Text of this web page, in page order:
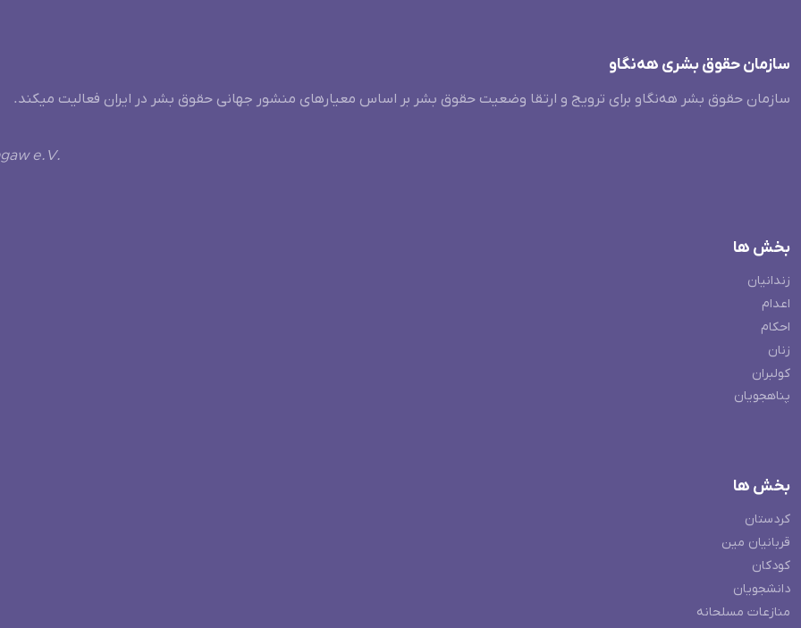
سازمان حقوق بشری هەنگاو
سازمان حقوق بشر هه‌نگاو برای ترویج و ارتقا وضعیت حقوق بشر بر اساس معیارهای منشور جهانی حقوق بشر در ایران فعالیت میکند.
e.V.
بخش ها
زندانیان
اعدام
احکام
زنان
کولبران
پناهجویان
بخش ها
کردستان
قربانیان مین
کودکان
دانشجویان
منازعات مسلحانه